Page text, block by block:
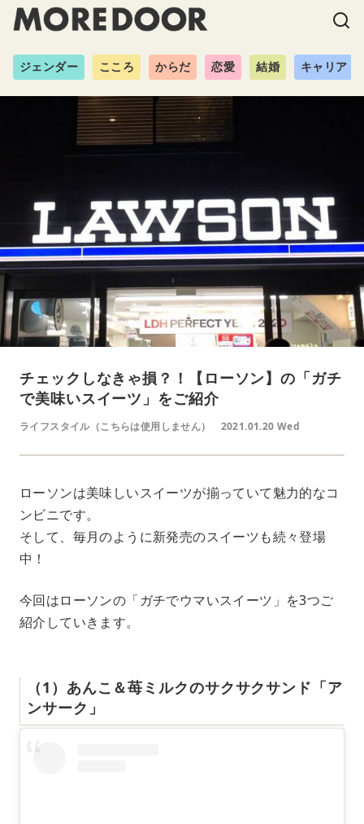
ジェンダー こころ からだ 恋愛 結婚 キャリア
チェックしなきゃ損？！【ローソン】の「ガチ
で美味いスイーツ」をご紹介
ライフスタイル（こちらは使用しません） 2021.01.20 Wed
ローソンは美味しいスイーツが揃っていて魅力的なコ
ンビニです。
そして、毎月のように新発売のスイーツも続々登場
中！
今回はローソンの「ガチでウマいスイーツ」を3つご
紹介していきます。
（1）あんこ＆苺ミルクのサクサクサンド「ア
ンサーク」